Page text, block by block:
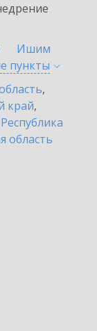
Ишим
пункты
,
край,
Республика
область